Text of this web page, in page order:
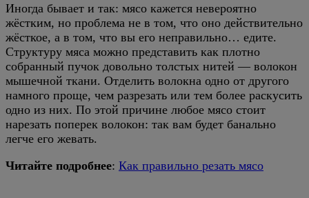
Иногда бывает и так: мясо кажется невероятно
жёстким, но проблема не в том, что оно действительно
жёсткое, а в том, что вы его неправильно… едите.
Структуру мяса можно представить как плотно
собранный пучок довольно толстых нитей — волокон
мышечной ткани. Отделить волокна одно от другого
намного проще, чем разрезать или тем более раскусить
одно из них. По этой причине любое мясо стоит
нарезать поперек волокон: так вам будет банально
легче его жевать.
Читайте подробнее: Как правильно резать мясо